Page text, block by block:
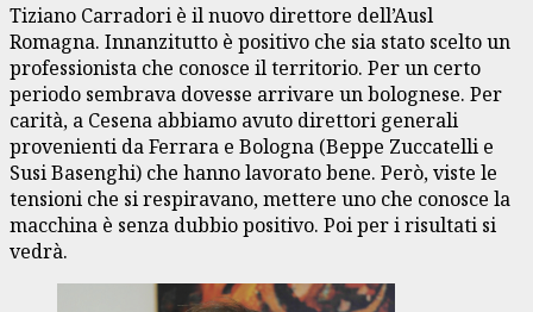
Tiziano Carradori è il nuovo direttore dell’Ausl
Romagna. Innanzitutto è positivo che sia stato scelto un
professionista che conosce il territorio. Per un certo
periodo sembrava dovesse arrivare un bolognese. Per
carità, a Cesena abbiamo avuto direttori generali
provenienti da Ferrara e Bologna (Beppe Zuccatelli e
Susi Basenghi) che hanno lavorato bene. Però, viste le
tensioni che si respiravano, mettere uno che conosce la
macchina è senza dubbio positivo. Poi per i risultati si
vedrà.